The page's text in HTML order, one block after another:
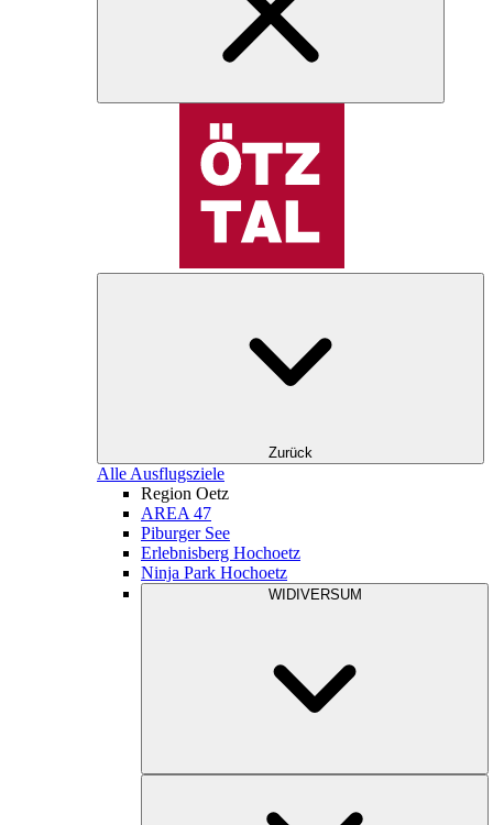
Zurück
Alle Ausflugsziele
Region Oetz
AREA 47
Piburger See
Erlebnisberg Hochoetz
Ninja Park Hochoetz
WIDIVERSUM